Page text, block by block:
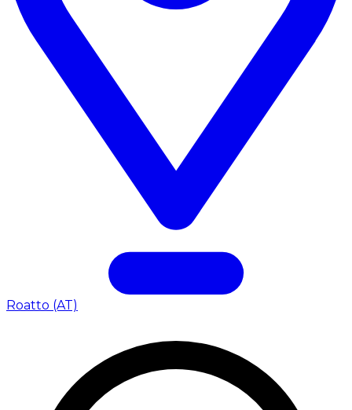
Roatto (AT)